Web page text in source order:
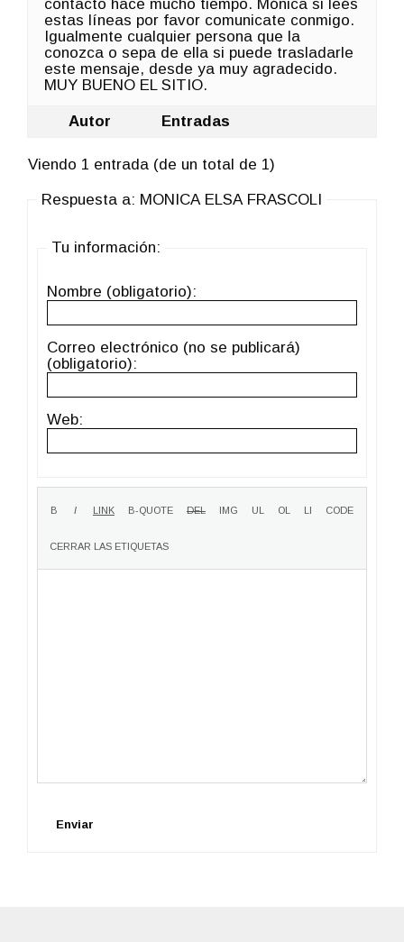
contacto hace mucho tiempo. Mónica si leés
estas líneas por favor comunicate conmigo.
Igualmente cualquier persona que la
conozca o sepa de ella si puede trasladarle
este mensaje, desde ya muy agradecido.
MUY BUENO EL SITIO.
Autor Entradas
Viendo 1 entrada (de un total de 1)
Respuesta a: MONICA ELSA FRASCOLI
Tu información:
Nombre (obligatorio):
Correo electrónico (no se publicará)
(obligatorio):
Web:
Enviar